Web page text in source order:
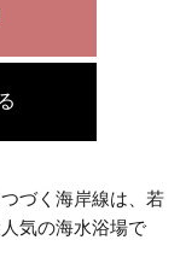
づく海岸線は、若
気の海水浴場で